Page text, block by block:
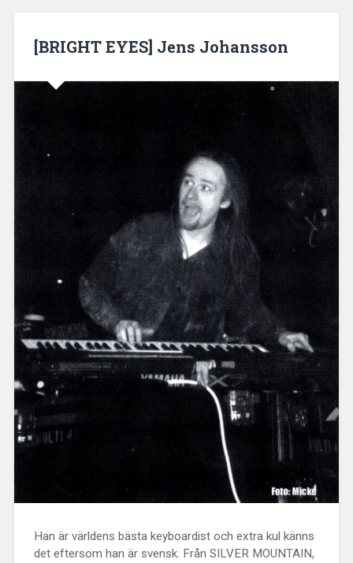
[BRIGHT EYES] Jens Johansson
Han är världens bästa keyboardist och extra kul känns
det eftersom han är svensk. Från SILVER MOUNTAIN,